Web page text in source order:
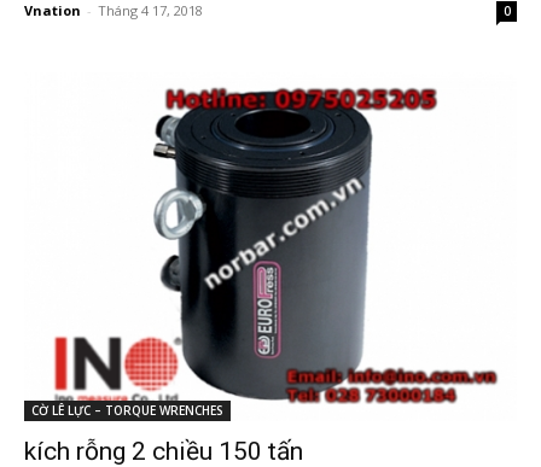
Vnation - Tháng 4 17, 2018 0
CỜ LÊ LỰC – TORQUE WRENCHES
kích rỗng 2 chiều 150 tấn